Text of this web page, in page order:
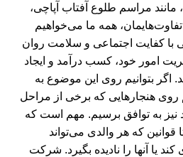
مانند مراسم طلوع آفتاب آپاچی،
تفاوت‌هایمان، همه ما می‌خواهیم
با کفایت اجتماعی و سلامت روان
امور خود، کسب درآمد و ایجاد
اگر بتوانیم روی این موضوع به
روی هنجارهایی که برخی از مراحل
نیز به توافق برسیم. مهم است که
قوانین که هر والدی می‌تواند
کند یا آنها را نادیده بگیرد. شرکت